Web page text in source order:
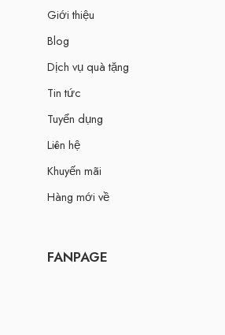
Giới thiệu
Blog
Dịch vụ quà tặng
Tin tức
Tuyển dụng
Liên hệ
Khuyến mãi
Hàng mới về
FANPAGE